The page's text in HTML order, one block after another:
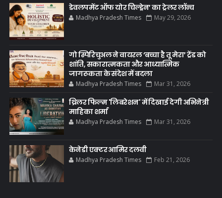
डेवलपमेंट ऑफ योर चिल्ड्रेन’ का ट्रेलर लॉन्च
Madhya Pradesh Times May 29, 2026
गो स्पिरिचुअल ने वायरल ‘बच्चा है तू मेरा’ ट्रेंड को
शांति, सकारात्मकता और आध्यात्मिक
जागरूकता के संदेश में बदला
Madhya Pradesh Times Mar 31, 2026
थ्रिलर फिल्म 'लिबरेशन' में दिखाई देगी अभिनेत्री
माहिका शर्मा
Madhya Pradesh Times Mar 31, 2026
केनेडी एक्टर आमिर दलवी
Madhya Pradesh Times Feb 21, 2026